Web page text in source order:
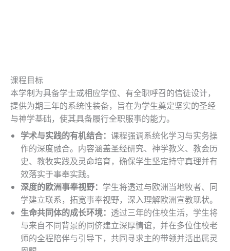
课程目标
本学制为具备学士或相应学位、有全职呼召的信徒设计，
提供为期三年的系统性装备，旨在为学生奠定坚实的圣经
与神学基础，使其具备履行全职服事的能力。
学术与实践的有机结合： 课程强调系统化学习与实务操
作的深度融合。内容涵盖圣经研究、神学教义、教会历
史、教牧实践及灵命培育，确保学生坚定持守真理并有
效落实于事奉实践。
深度的欧洲事奉视野： 学生将透过与欧洲当地牧者、同
学建立联系，拓宽事奉视野，深入理解欧洲宣教现状。
生命共同体的成长环境： 透过三年的住校生活，学生将
与来自不同背景的同侪建立深厚情谊，并在多位住校老
师的全程陪伴与引导下，共同寻求主的带领并活出属灵